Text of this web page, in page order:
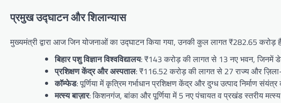
प्रमुख उद्घाटन और शिलान्यास
मुख्यमंत्री द्वारा आज जिन योजनाओं का उद्घाटन किया गया, उनकी कुल लागत ₹282.65 करोड़
बिहार पशु विज्ञान विश्वविद्यालय: ₹143 करोड़ की लागत से 13 नए भवन, जिनमें
प्रशिक्षण केंद्र और अस्पताल: ₹116.52 करोड़ की लागत से 27 राज्य और
कॉम्फेड: पूर्णिया में कृत्रिम गर्भाधान प्रशिक्षण केंद्र और दुग्ध उत्पाद निर्माण
मत्स्य बाज़ार: किशनगंज, बांका और पूर्णिया में 5 नए पंचायत व प्रखंड स्तरीय मत्स्य